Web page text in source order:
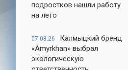
подростков нашли работу
на лето
07.08.26
Калмыцкий бренд
«Amyrkhan» выбрал
экологическую